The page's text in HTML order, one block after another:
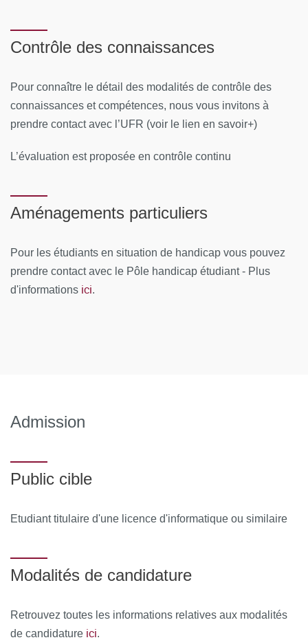
Contrôle des connaissances
Pour connaître le détail des modalités de contrôle des
connaissances et compétences, nous vous invitons à
prendre contact avec l’UFR (voir le lien en savoir+)
L’évaluation est proposée en contrôle continu
Aménagements particuliers
Pour les étudiants en situation de handicap vous pouvez
prendre contact avec le Pôle handicap étudiant - Plus
d'informations ici.
Admission
Public cible
Etudiant titulaire d'une licence d'informatique ou similaire
Modalités de candidature
Retrouvez toutes les informations relatives aux modalités
de candidature ici.